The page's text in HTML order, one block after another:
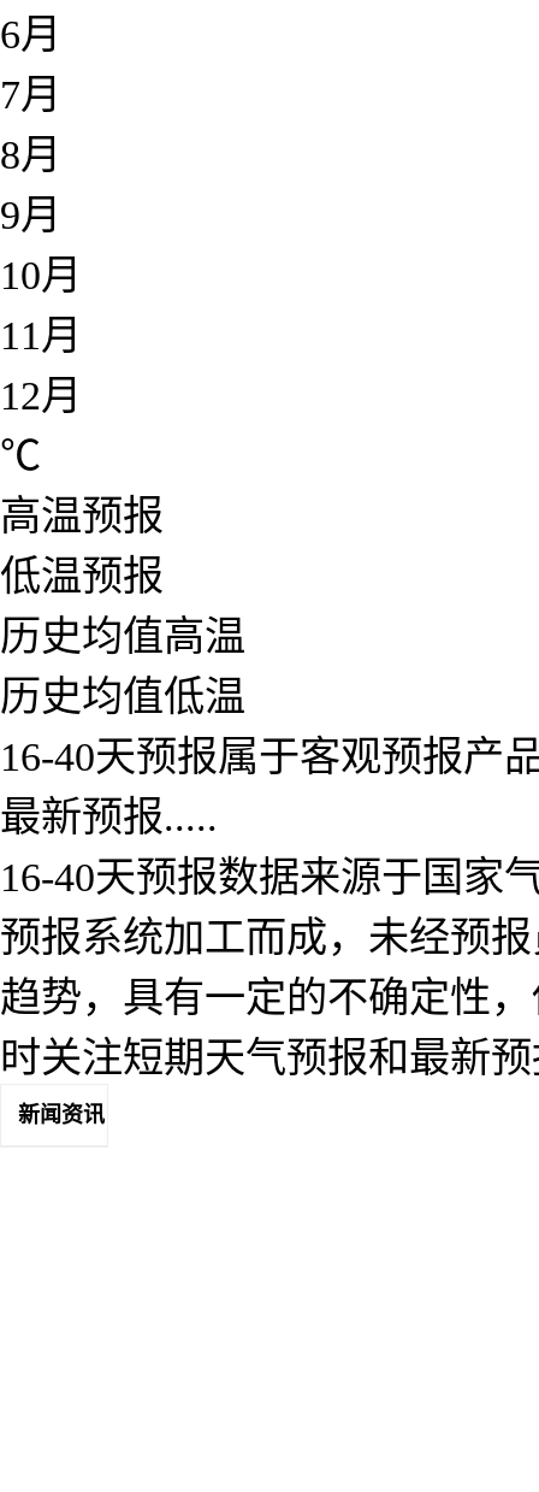
6月
7月
8月
9月
10月
11月
12月
℃
高温预报
低温预报
历史均值高温
历史均值低温
16-40天预报属于客观预报产
最新预报.....
16-40天预报数据来源于国家
预报系统加工而成，未经预
趋势，具有一定的不确定性
时关注短期天气预报和最新
新闻资讯